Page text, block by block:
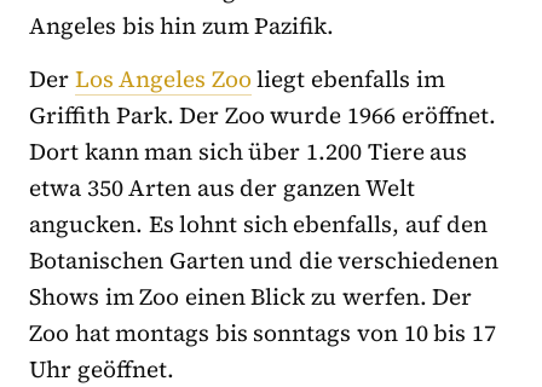
Angeles bis hin zum Pazifik.
DerLos Angeles Zooliegt ebenfalls im
Griffith Park. Der Zoo wurde 1966 eröffnet.
Dort kann man sich über 1.200 Tiere aus
etwa 350 Arten aus der ganzen Welt
angucken. Es lohnt sich ebenfalls, auf den
Botanischen Garten und die verschiedenen
Shows im Zoo einen Blick zu werfen. Der
Zoo hat montags bis sonntags von 10 bis 17
Uhr geöffnet.